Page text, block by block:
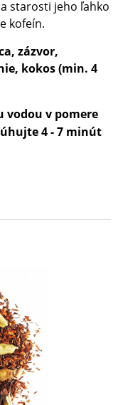
starosti jeho ľahko
kofeín.
zázvor,
kokos (min. 4
vodou v pomere
4 - 7 minút